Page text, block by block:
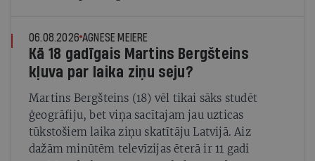
06.08.2026 AGNESE MEIERE
Kā 18 gadīgais Martins Bergšteins
kļuva par laika ziņu seju?
Martins Bergšteins (18) vēl tikai sāks studēt
ģeogrāfiju, bet viņa sacītajam jau uzticas
tūkstošiem laika ziņu skatītāju Latvijā. Aiz
dažām minūtēm televīzijas ēterā ir 11 gadi